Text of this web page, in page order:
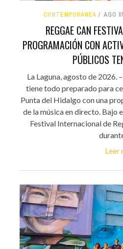
CONTEMPORÁNEA AGO
REGGAE CAN
PROGRAMACIÓN CON
PÚBLICOS
La Laguna, agosto de 2026.
tiene todo preparado para
Punta del Hidalgo con una
de la música en directo. Bajo
Festival Internacional de
Leer